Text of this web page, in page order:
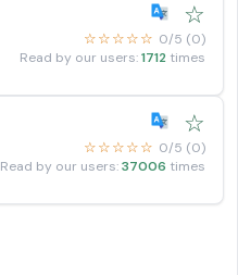
☆
☆☆☆☆☆ 0/5 (0)
Read by our users:1712 times
☆
☆☆☆☆☆ 0/5 (0)
Read by our users:37006 times